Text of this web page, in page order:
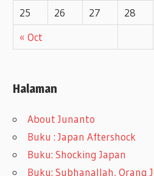
« Oct
25
26 27 28
Halaman
About Junanto
Buku : Japan Aftershock
Buku: Shocking Japan
Buku: Subhanallah, Orang